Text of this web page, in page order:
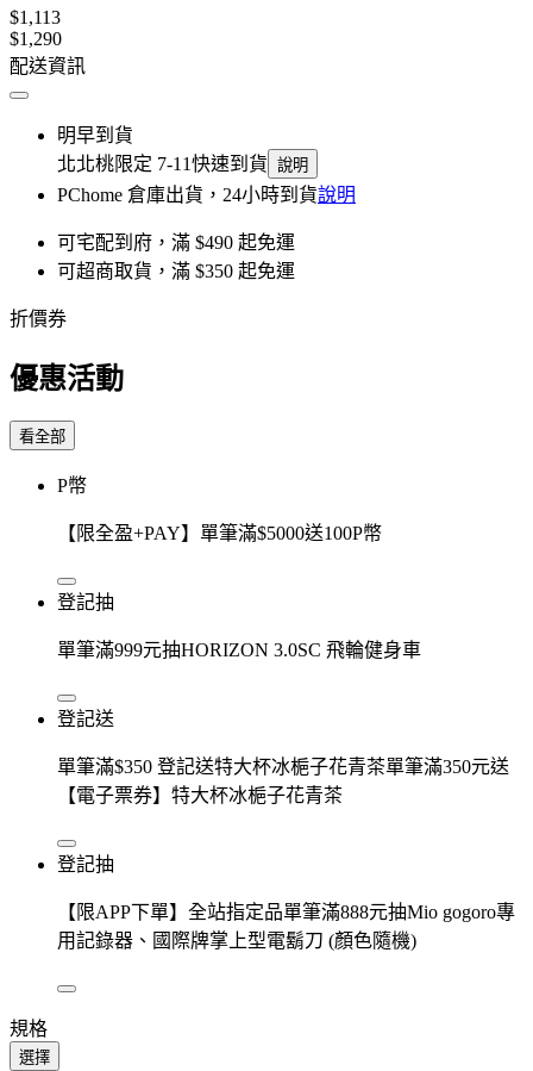
$1,113
$1,290
配送資訊
明早到貨
北北桃限定 7-11快速到貨 說明
PChome 倉庫出貨，24小時到貨說明
可宅配到府，滿 $490 起免運
可超商取貨，滿 $350 起免運
折價券
優惠活動
看全部
P幣
【限全盈+PAY】單筆滿$5000送100P幣
登記抽
單筆滿999元抽HORIZON 3.0SC 飛輪健身車
登記送
單筆滿$350 登記送特大杯冰梔子花青茶單筆滿350元送
【電子票券】特大杯冰梔子花青茶
登記抽
【限APP下單】全站指定品單筆滿888元抽Mio gogoro專
用記錄器、國際牌掌上型電鬍刀 (顏色隨機)
規格
選擇